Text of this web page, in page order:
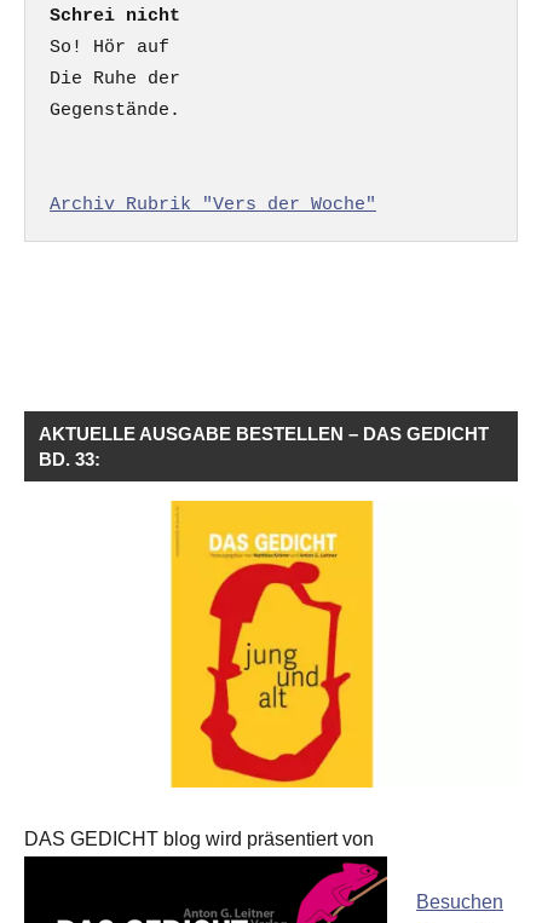
Schrei nicht
So! Hör auf
Die Ruhe der
Gegenstände.
Archiv Rubrik "Vers der Woche"
AKTUELLE AUSGABE BESTELLEN – DAS GEDICHT
BD. 33:
DAS GEDICHT blog wird präsentiert von
Besuchen